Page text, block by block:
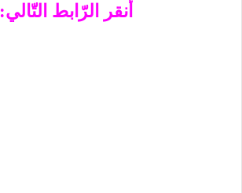
أنقر الرّابط التّالي: